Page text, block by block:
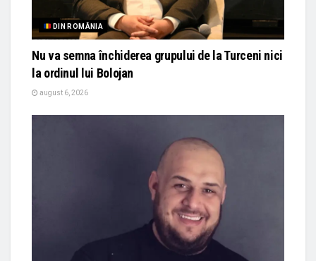
DIN ROMÂNIA
Nu va semna închiderea grupului de la Turceni nici
la ordinul lui Bolojan
august 6, 2026